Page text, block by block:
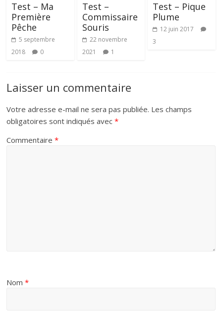
Test – Ma
Première
Pêche
5 septembre
2018
0
Test –
Commissaire
Souris
22 novembre
2021
1
Test – Pique
Plume
12 juin 2017
3
Laisser un commentaire
Votre adresse e-mail ne sera pas publiée. Les champs
obligatoires sont indiqués avec*
Commentaire*
Nom*